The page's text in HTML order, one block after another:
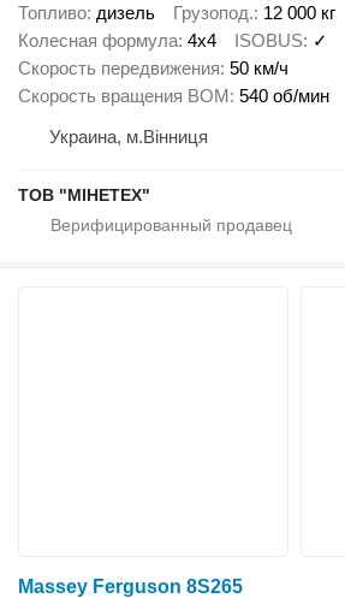
Топливо дизель Грузопод. 12 000 кг
Колесная формула 4x4 ISOBUS ✓
Скорость передвижения 50 км/ч
Скорость вращения ВОМ 540 об/мин
Украина, м.Вінниця
ТОВ "МІНЕТЕХ"
Massey Ferguson 8S265